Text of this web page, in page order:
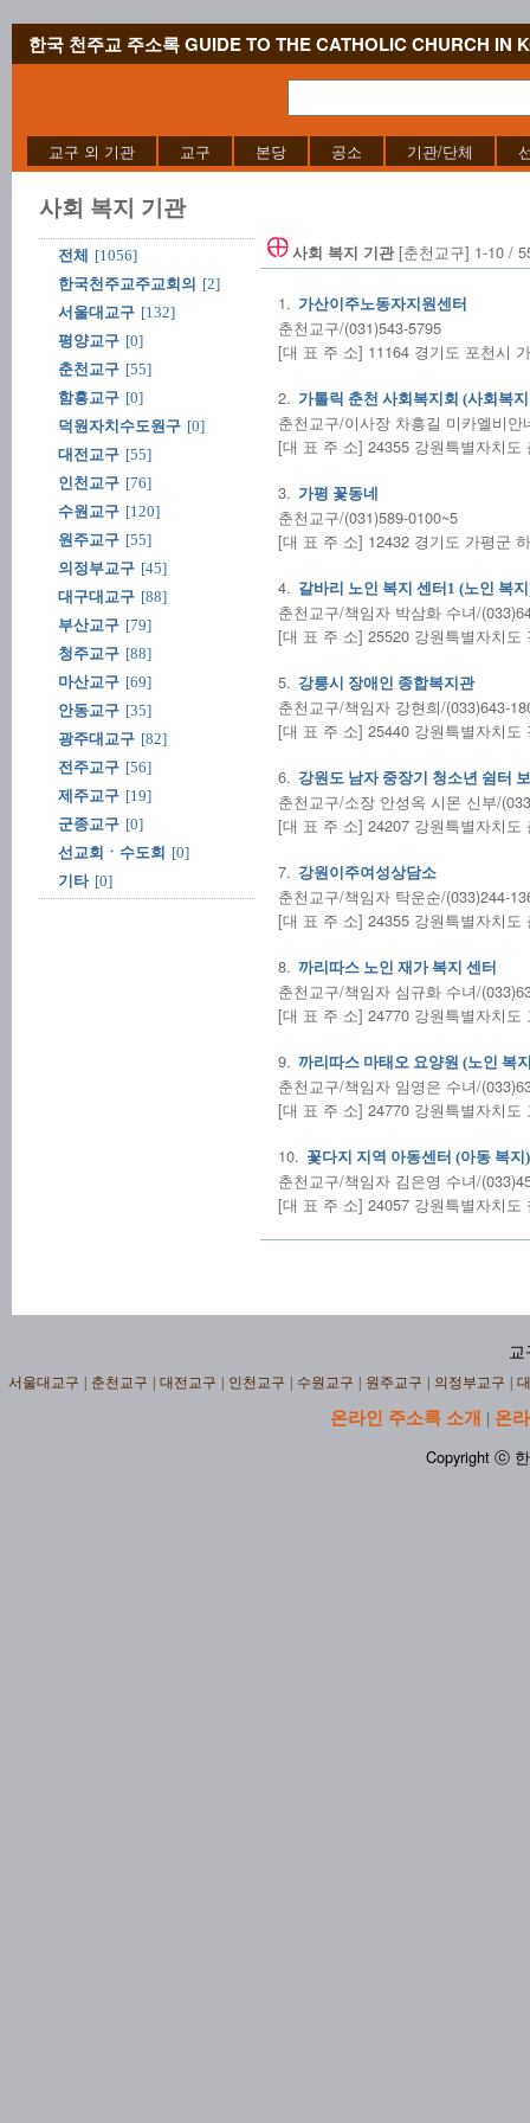
한국 천주교 주소록 GUIDE TO THE CATHOLIC CHURCH IN
교구 외 기관 교구 본당 공소 기관/단체
사회 복지 기관
전체
[1056]
한국천주교주교회의 [2]
서울대교구 [132]
평양교구 [0]
춘천교구 [55]
함흥교구 [0]
덕원자치수도원구 [0]
대전교구 [55]
인천교구 [76]
수원교구 [120]
원주교구 [55]
의정부교구 [45]
대구대교구 [88]
부산교구 [79]
청주교구 [88]
마산교구 [69]
안동교구 [35]
광주대교구 [82]
전주교구 [56]
제주교구 [19]
군종교구 [0]
선교회ㆍ수도회 [0]
기타 [0]
사회 복지 기관[춘천교구] 1-10 /
1. 가산이주노동자지원센터
춘천교구/(031)543-5795
[대 표 주 소] 11164 경기도 포천시
2. 가톨릭 춘천 사회복지회 (사회복
춘천교구/이사장 차흥길 미카엘비안
[대 표 주 소] 24355 강원특별자치
3. 가평 꽃동네
춘천교구/(031)589-0100~5
[대 표 주 소] 12432 경기도 가평군
4. 갈바리 노인 복지 센터1 (노인 복
춘천교구/책임자 박삼화 수녀/
[대 표 주 소] 25520 강원특별자치
5. 강릉시 장애인 종합복지관
춘천교구/책임자 강현희/(033)643-
[대 표 주 소] 25440 강원특별자치도
6. 강원도 남자 중장기 청소년 쉼터
춘천교구/소장 안성옥 시몬 신부/
[대 표 주 소] 24207 강원특별자치도
7. 강원이주여성상담소
춘천교구/책임자 탁운순/(033)244-
[대 표 주 소] 24355 강원특별자치도
8. 까리따스 노인 재가 복지 센터
춘천교구/책임자 심규화 수녀/
[대 표 주 소] 24770 강원특별자치도
9. 까리따스 마태오 요양원 (노인 복
춘천교구/책임자 임영은 수녀/
[대 표 주 소] 24770 강원특별자치도
10. 꽃다지 지역 아동센터 (아동 복지)
춘천교구/책임자 김은영 수녀/
[대 표 주 소] 24057 강원특별자치도
교
서울대교구 춘천교구 대전교구 인천교구 수원교구 원주교구 의정부교구
온라인 주소록 소개 | 온
Copyright ⓒ